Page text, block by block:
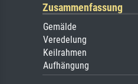
Zusammenfassung
Gemälde
Veredelung
Keilrahmen
Aufhängung